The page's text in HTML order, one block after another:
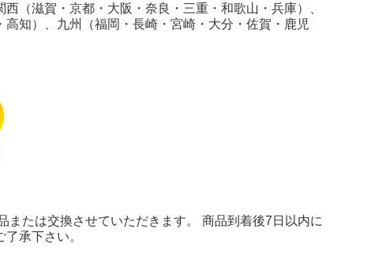
（滋賀・京都・大阪・奈良・三重・和歌山・兵庫）、
知）、九州（福岡・長崎・宮崎・大分・佐賀・鹿児
たは交換させていただきます。 商品到着後7日以内に
承下さい。